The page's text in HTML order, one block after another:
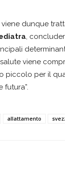
dunque
,
viene
piccolo per il
futura”.
allattamento